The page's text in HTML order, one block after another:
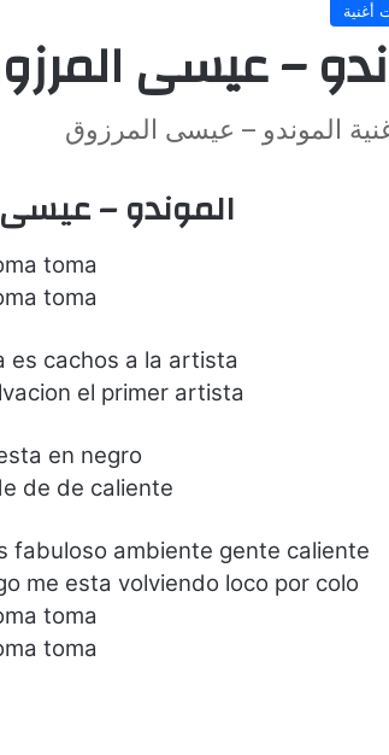
أغنية
– عيسى
الموندو – عيسى المرزوق
الموندو –
toma
toma
es cachos a la artista
el primer artista
en negro
de de caliente
fabuloso ambiente gente caliente
me esta volviendo loco por colo
toma
toma